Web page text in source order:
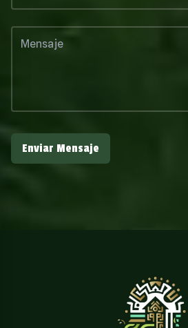
Enviar Mensaje